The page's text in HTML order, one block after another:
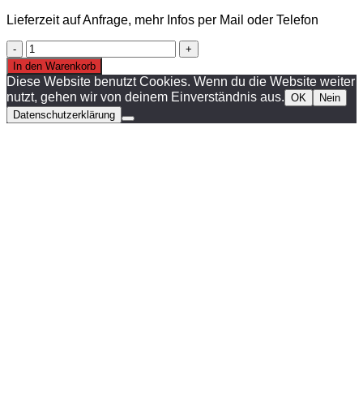
Lieferzeit auf Anfrage, mehr Infos per Mail oder Telefon
Cordial
CII9PP
Kabel
Menge
In den Warenkorb
Diese Website benutzt Cookies. Wenn du die Website weiter
nutzt, gehen wir von deinem Einverständnis aus. OK
Nein
Datenschutzerklärung